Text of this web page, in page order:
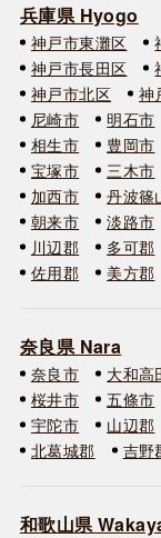
兵庫県 Hyogo
神戸市東灘区
神戸市長田区
神戸市北区
神
尼崎市
明石市
相生市
豊岡市
宝塚市
三木市
加西市
丹波篠
朝来市
淡路市
川辺郡
多可郡
佐用郡
美方郡
奈良県 Nara
奈良市 大和高
桜井市
五條市
宇陀市
山辺郡
北葛城郡
吉野
和歌山県